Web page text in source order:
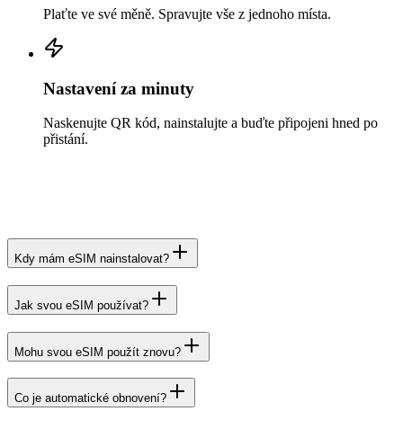
Plaťte ve své měně. Spravujte vše z jednoho místa.
Nastavení za minuty
Naskenujte QR kód, nainstalujte a buďte připojeni hned po
přistání.
Kdy mám eSIM nainstalovat?
Jak svou eSIM používat?
Mohu svou eSIM použít znovu?
Co je automatické obnovení?